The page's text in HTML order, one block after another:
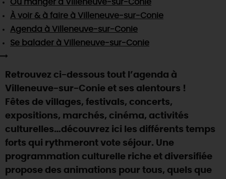
TOUTES LES ACTIVITÉS
Visitesgourmandesetcréatives
Vins etvignobles
Chic,une aire de pique-nique
Par ici lesguinguettes
La Route desMétiers d'Art
TOUT L'ART DE VIVRE
Des vacances auprès des animaux 🐎
(re)Découvrir les coulisses de la Faïencerie de
Gien !
Une saison de festivals 🎉
Rendez-vous de la nature en 2026
Des sorties en famille dans le Loiret !
Programme des animations "Loiret au fil de l'eau"
Où sortir ?
SE REPÉRER,SE DÉPLACER
INFOS &SERVICES
Où manger à Villeneuve-sur-Conie
À voir & à faire à Villeneuve-sur-Conie
Agenda à Villeneuve-sur-Conie
Se balader à Villeneuve-sur-Conie
Retrouvez ci-dessous tout l’agenda à
Villeneuve-sur-Conie et ses alentours !
Fêtes de villages, festivals, concerts,
expositions, marchés, cinéma, activités
culturelles…découvrez ici les différents temps
forts qui rythmeront vote séjour. Une
programmation culturelle riche et diversifiée
propose des animations pour tous, quels que